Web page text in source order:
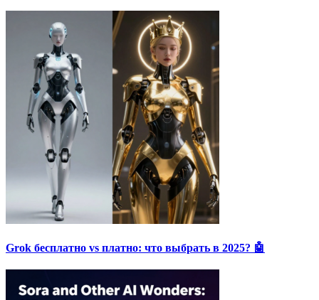
Grok бесплатно vs платно: что выбрать в 2025? 🤖